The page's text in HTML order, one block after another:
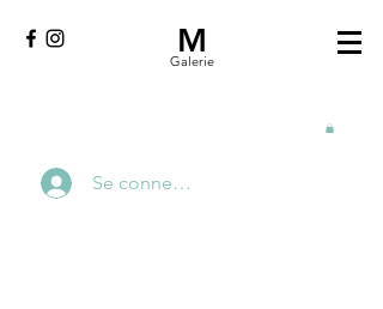
M
Galerie
Se connecter